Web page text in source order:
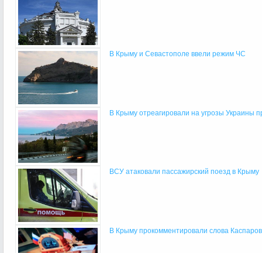
В Крыму и Севастополе ввели режим ЧС
В Крыму отреагировали на угрозы Украины
ВСУ атаковали пассажирский поезд в Крыму
В Крыму прокомментировали слова